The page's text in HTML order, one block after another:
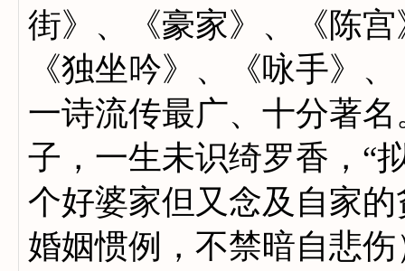
街》、《豪家》、《陈
《独坐吟》、《咏手》
一诗流传最广、十分著
子，一生未识绮罗香，“
个好婆家但又念及自家
婚姻惯例，不禁暗自悲